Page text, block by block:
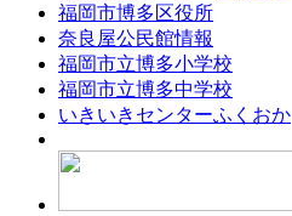
福岡市博多区役所
奈良屋公民館情報
福岡市立博多小学校
福岡市立博多中学校
いきいきセンターふくおか